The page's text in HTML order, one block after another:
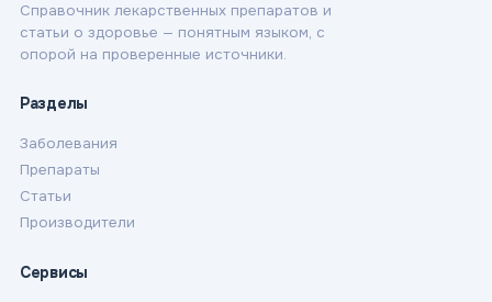
Справочник лекарственных препаратов и
статьи о здоровье — понятным языком, с
опорой на проверенные источники.
Разделы
Заболевания
Препараты
Статьи
Производители
Сервисы